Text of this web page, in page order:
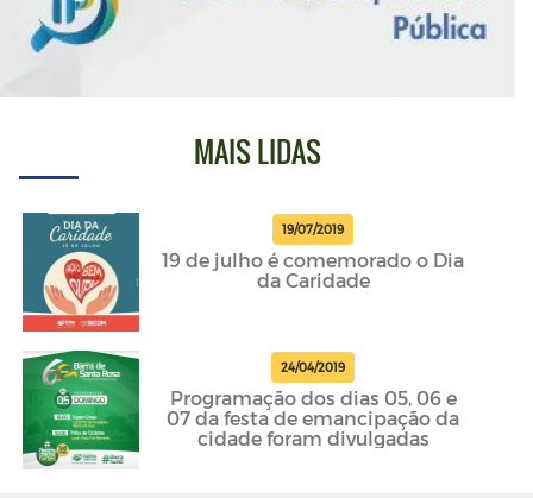
MAIS LIDAS
19/07/2019
19 de julho é comemorado o Dia
da Caridade
24/04/2019
Programação dos dias 05, 06 e
07 da festa de emancipação da
cidade foram divulgadas